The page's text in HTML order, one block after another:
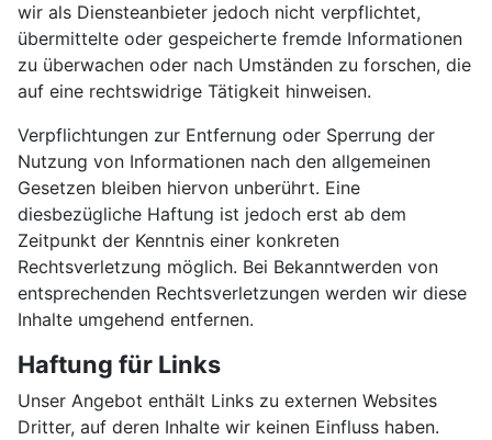
wir als Diensteanbieter jedoch nicht verpflichtet,
übermittelte oder gespeicherte fremde Informationen
zu überwachen oder nach Umständen zu forschen, die
auf eine rechtswidrige Tätigkeit hinweisen.
Verpflichtungen zur Entfernung oder Sperrung der
Nutzung von Informationen nach den allgemeinen
Gesetzen bleiben hiervon unberührt. Eine
diesbezügliche Haftung ist jedoch erst ab dem
Zeitpunkt der Kenntnis einer konkreten
Rechtsverletzung möglich. Bei Bekanntwerden von
entsprechenden Rechtsverletzungen werden wir diese
Inhalte umgehend entfernen.
Haftung für Links
Unser Angebot enthält Links zu externen Websites
Dritter, auf deren Inhalte wir keinen Einfluss haben.